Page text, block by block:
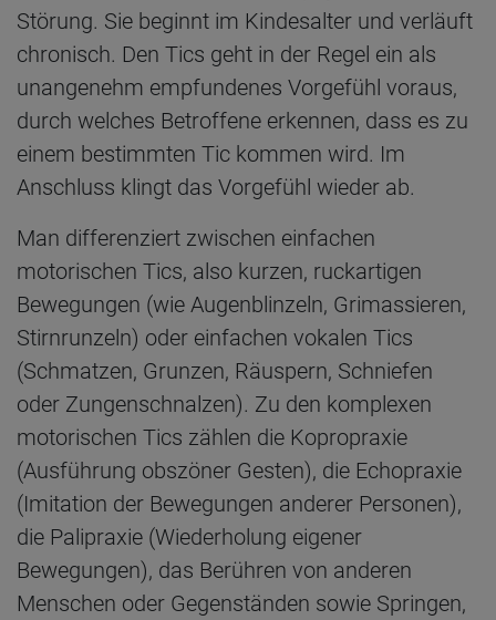
Störung. Sie beginnt im Kindesalter und verläuft
chronisch. Den Tics geht in der Regel ein als
unangenehm empfundenes Vorgefühl voraus,
durch welches Betroffene erkennen, dass es zu
einem bestimmten Tic kommen wird. Im
Anschluss klingt das Vorgefühl wieder ab.
Man differenziert zwischen einfachen
motorischen Tics, also kurzen, ruckartigen
Bewegungen (wie Augenblinzeln, Grimassieren,
Stirnrunzeln) oder einfachen vokalen Tics
(Schmatzen, Grunzen, Räuspern, Schniefen
oder Zungenschnalzen). Zu den komplexen
motorischen Tics zählen die Kopropraxie
(Ausführung obszöner Gesten), die Echopraxie
(Imitation der Bewegungen anderer Personen),
die Palipraxie (Wiederholung eigener
Bewegungen), das Berühren von anderen
Menschen oder Gegenständen sowie Springen,